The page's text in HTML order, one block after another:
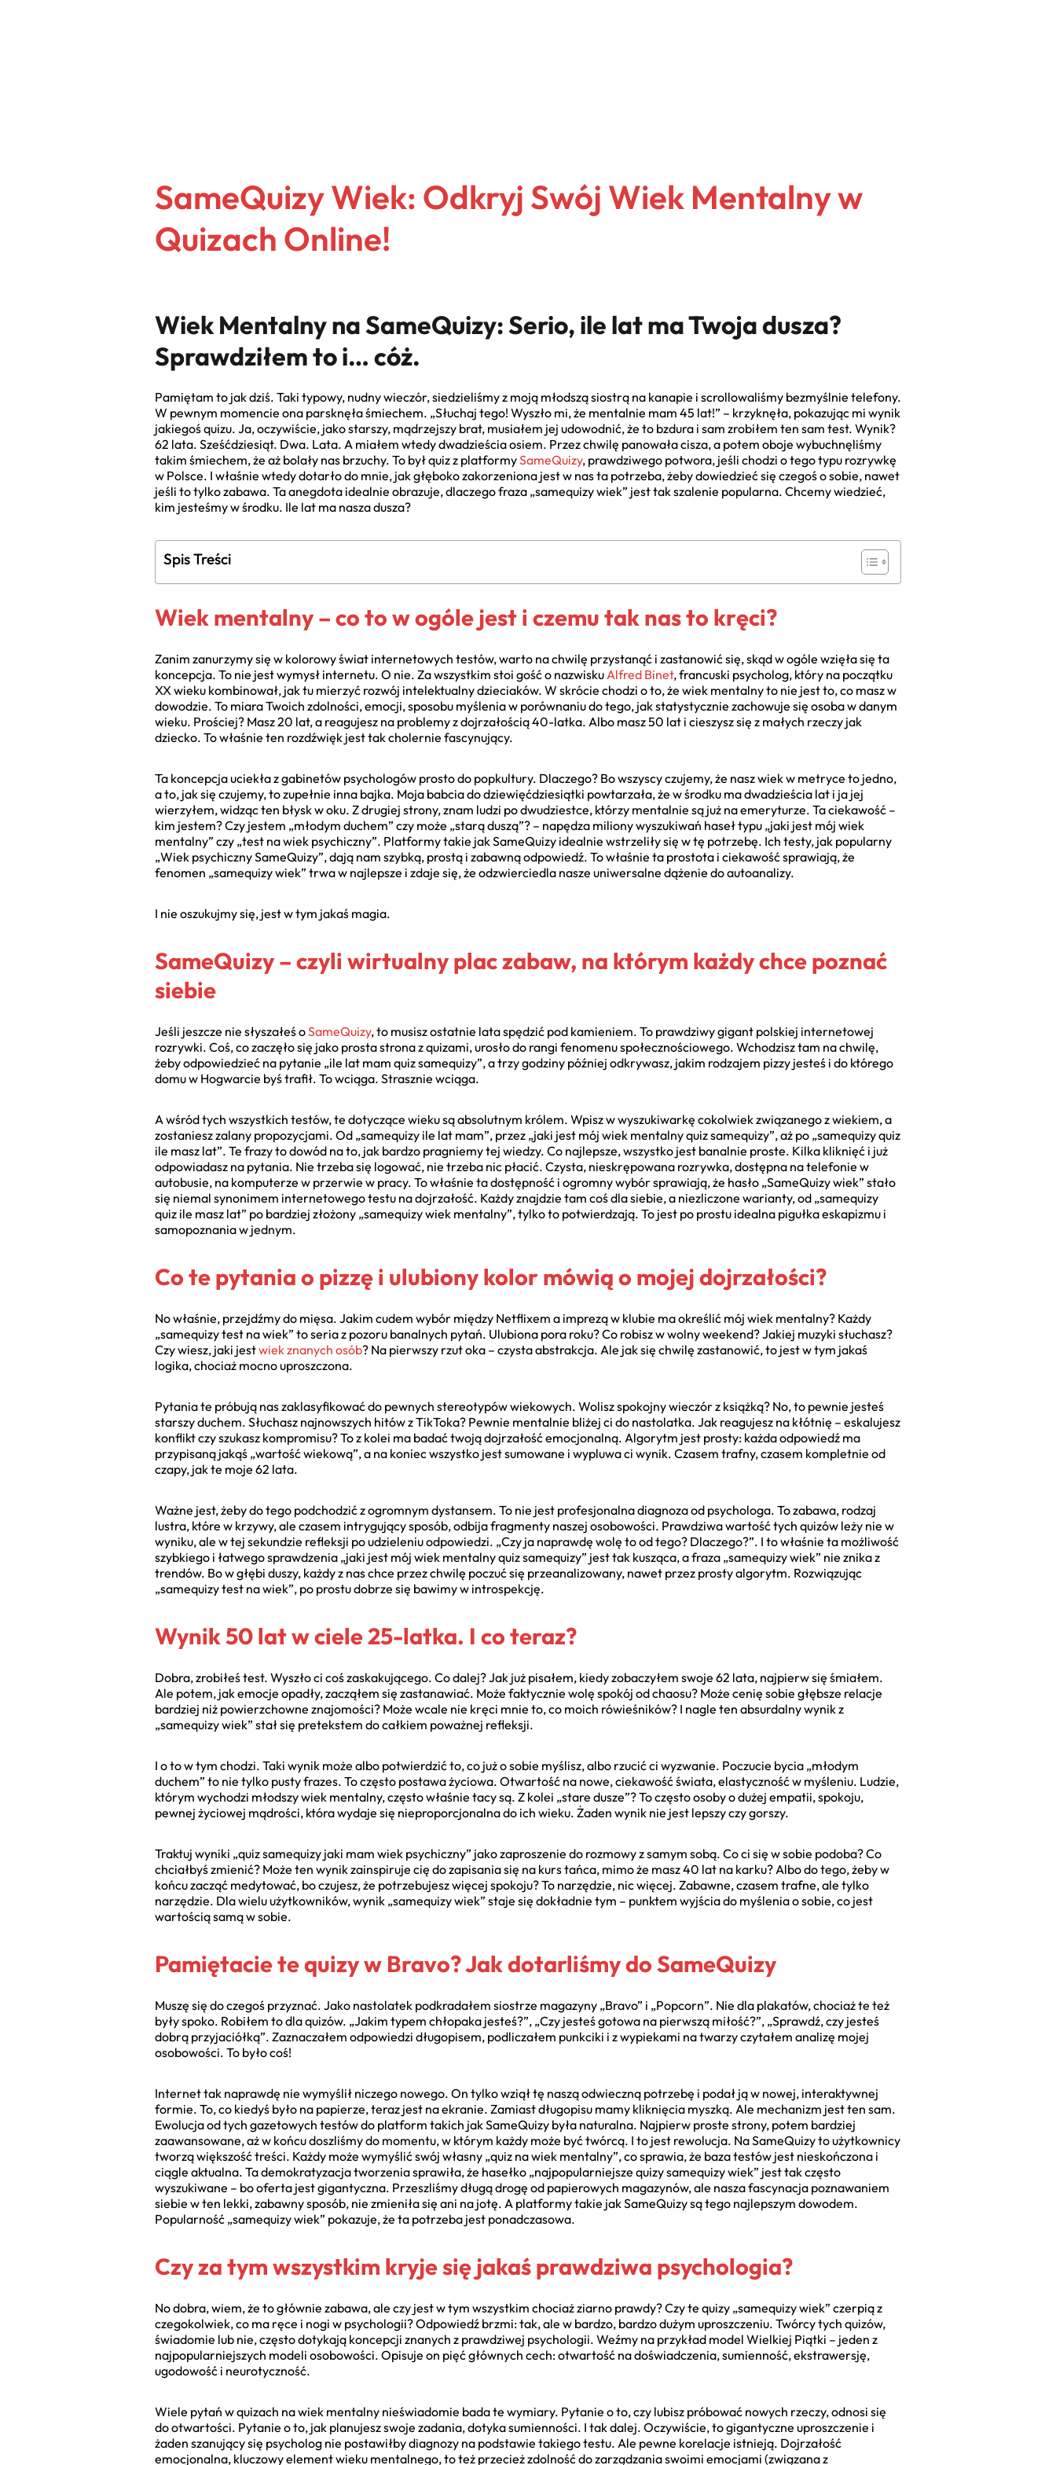
SameQuizy Wiek: Odkryj Swój Wiek Mentalny w
Quizach Online!
Wiek Mentalny na SameQuizy: Serio, ile lat ma Twoja dusza?
Sprawdziłem to i… cóż.
Pamiętam to jak dziś. Taki typowy, nudny wieczór, siedzieliśmy z moją młodszą siostrą na kanapie i scrollowaliśmy bezmyślnie telefony.
W pewnym momencie ona parsknęła śmiechem. „Słuchaj tego! Wyszło mi, że mentalnie mam 45 lat!” – krzyknęła, pokazując mi wynik
jakiegoś quizu. Ja, oczywiście, jako starszy, mądrzejszy brat, musiałem jej udowodnić, że to bzdura i sam zrobiłem ten sam test. Wynik?
62 lata. Sześćdziesiąt. Dwa. Lata. A miałem wtedy dwadzieścia osiem. Przez chwilę panowała cisza, a potem oboje wybuchnęliśmy
takim śmiechem, że aż bolały nas brzuchy. To był quiz z platformySameQuizy, prawdziwego potwora, jeśli chodzi o tego typu rozrywkę
w Polsce. I właśnie wtedy dotarło do mnie, jak głęboko zakorzeniona jest w nas ta potrzeba, żeby dowiedzieć się czegoś o sobie, nawet
jeśli to tylko zabawa. Ta anegdota idealnie obrazuje, dlaczego fraza „samequizy wiek” jest tak szalenie popularna. Chcemy wiedzieć,
kim jesteśmy w środku. Ile lat ma nasza dusza?
Spis Treści
Wiek mentalny – co to w ogóle jest i czemu tak nas to kręci?
Zanim zanurzymy się w kolorowy świat internetowych testów, warto na chwilę przystanąć i zastanowić się, skąd w ogóle wzięła się ta
koncepcja. To nie jest wymysł internetu. O nie. Za wszystkim stoi gość o nazwiskuAlfred Binet, francuski psycholog, który na początku
XX wieku kombinował, jak tu mierzyć rozwój intelektualny dzieciaków. W skrócie chodzi o to, że wiek mentalny to nie jest to, co masz w
dowodzie. To miara Twoich zdolności, emocji, sposobu myślenia w porównaniu do tego, jak statystycznie zachowuje się osoba w danym
wieku. Prościej? Masz 20 lat, a reagujesz na problemy z dojrzałością 40-latka. Albo masz 50 lat i cieszysz się z małych rzeczy jak
dziecko. To właśnie ten rozdźwięk jest tak cholernie fascynujący.
Ta koncepcja uciekła z gabinetów psychologów prosto do popkultury. Dlaczego? Bo wszyscy czujemy, że nasz wiek w metryce to jedno,
a to, jak się czujemy, to zupełnie inna bajka. Moja babcia do dziewięćdziesiątki powtarzała, że w środku ma dwadzieścia lat i ja jej
wierzyłem, widząc ten błysk w oku. Z drugiej strony, znam ludzi po dwudziestce, którzy mentalnie są już na emeryturze. Ta ciekawość –
kim jestem? Czy jestem „młodym duchem” czy może „starą duszą”? – napędza miliony wyszukiwań haseł typu „jaki jest mój wiek
mentalny” czy „test na wiek psychiczny”. Platformy takie jak SameQuizy idealnie wstrzeliły się w tę potrzebę. Ich testy, jak popularny
„Wiek psychiczny SameQuizy”, dają nam szybką, prostą i zabawną odpowiedź. To właśnie ta prostota i ciekawość sprawiają, że
fenomen „samequizy wiek” trwa w najlepsze i zdaje się, że odzwierciedla nasze uniwersalne dążenie do autoanalizy.
I nie oszukujmy się, jest w tym jakaś magia.
SameQuizy – czyli wirtualny plac zabaw, na którym każdy chce poznać
siebie
Jeśli jeszcze nie słyszałeś oSameQuizy, to musisz ostatnie lata spędzić pod kamieniem. To prawdziwy gigant polskiej internetowej
rozrywki. Coś, co zaczęło się jako prosta strona z quizami, urosło do rangi fenomenu społecznościowego. Wchodzisz tam na chwilę,
żeby odpowiedzieć na pytanie „ile lat mam quiz samequizy”, a trzy godziny później odkrywasz, jakim rodzajem pizzy jesteś i do którego
domu w Hogwarcie byś trafił. To wciąga. Strasznie wciąga.
A wśród tych wszystkich testów, te dotyczące wieku są absolutnym królem. Wpisz w wyszukiwarkę cokolwiek związanego z wiekiem, a
zostaniesz zalany propozycjami. Od „samequizy ile lat mam”, przez „jaki jest mój wiek mentalny quiz samequizy”, aż po „samequizy quiz
ile masz lat”. Te frazy to dowód na to, jak bardzo pragniemy tej wiedzy. Co najlepsze, wszystko jest banalnie proste. Kilka kliknięć i już
odpowiadasz na pytania. Nie trzeba się logować, nie trzeba nic płacić. Czysta, nieskrępowana rozrywka, dostępna na telefonie w
autobusie, na komputerze w przerwie w pracy. To właśnie ta dostępność i ogromny wybór sprawiają, że hasło „SameQuizy wiek” stało
się niemal synonimem internetowego testu na dojrzałość. Każdy znajdzie tam coś dla siebie, a niezliczone warianty, od „samequizy
quiz ile masz lat” po bardziej złożony „samequizy wiek mentalny”, tylko to potwierdzają. To jest po prostu idealna pigułka eskapizmu i
samopoznania w jednym.
Co te pytania o pizzę i ulubiony kolor mówią o mojej dojrzałości?
No właśnie, przejdźmy do mięsa. Jakim cudem wybór między Netflixem a imprezą w klubie ma określić mój wiek mentalny? Każdy
„samequizy test na wiek” to seria z pozoru banalnych pytań. Ulubiona pora roku? Co robisz w wolny weekend? Jakiej muzyki słuchasz?
Czy wiesz, jaki jestwiek znanych osób? Na pierwszy rzut oka – czysta abstrakcja. Ale jak się chwilę zastanowić, to jest w tym jakaś
logika, chociaż mocno uproszczona.
Pytania te próbują nas zaklasyfikować do pewnych stereotypów wiekowych. Wolisz spokojny wieczór z książką? No, to pewnie jesteś
starszy duchem. Słuchasz najnowszych hitów z TikToka? Pewnie mentalnie bliżej ci do nastolatka. Jak reagujesz na kłótnię – eskalujesz
konflikt czy szukasz kompromisu? To z kolei ma badać twoją dojrzałość emocjonalną. Algorytm jest prosty: każda odpowiedź ma
przypisaną jakąś „wartość wiekową”, a na koniec wszystko jest sumowane i wypluwa ci wynik. Czasem trafny, czasem kompletnie od
czapy, jak te moje 62 lata.
Ważne jest, żeby do tego podchodzić z ogromnym dystansem. To nie jest profesjonalna diagnoza od psychologa. To zabawa, rodzaj
lustra, które w krzywy, ale czasem intrygujący sposób, odbija fragmenty naszej osobowości. Prawdziwa wartość tych quizów leży nie w
wyniku, ale w tej sekundzie refleksji po udzieleniu odpowiedzi. „Czy ja naprawdę wolę to od tego? Dlaczego?”. I to właśnie ta możliwość
szybkiego i łatwego sprawdzenia „jaki jest mój wiek mentalny quiz samequizy” jest tak kusząca, a fraza „samequizy wiek” nie znika z
trendów. Bo w głębi duszy, każdy z nas chce przez chwilę poczuć się przeanalizowany, nawet przez prosty algorytm. Rozwiązując
„samequizy test na wiek”, po prostu dobrze się bawimy w introspekcję.
Wynik 50 lat w ciele 25-latka. I co teraz?
Dobra, zrobiłeś test. Wyszło ci coś zaskakującego. Co dalej? Jak już pisałem, kiedy zobaczyłem swoje 62 lata, najpierw się śmiałem.
Ale potem, jak emocje opadły, zacząłem się zastanawiać. Może faktycznie wolę spokój od chaosu? Może cenię sobie głębsze relacje
bardziej niż powierzchowne znajomości? Może wcale nie kręci mnie to, co moich rówieśników? I nagle ten absurdalny wynik z
„samequizy wiek” stał się pretekstem do całkiem poważnej refleksji.
I o to w tym chodzi. Taki wynik może albo potwierdzić to, co już o sobie myślisz, albo rzucić ci wyzwanie. Poczucie bycia „młodym
duchem” to nie tylko pusty frazes. To często postawa życiowa. Otwartość na nowe, ciekawość świata, elastyczność w myśleniu. Ludzie,
którym wychodzi młodszy wiek mentalny, często właśnie tacy są. Z kolei „stare dusze”? To często osoby o dużej empatii, spokoju,
pewnej życiowej mądrości, która wydaje się nieproporcjonalna do ich wieku. Żaden wynik nie jest lepszy czy gorszy.
Traktuj wyniki „quiz samequizy jaki mam wiek psychiczny” jako zaproszenie do rozmowy z samym sobą. Co ci się w sobie podoba? Co
chciałbyś zmienić? Może ten wynik zainspiruje cię do zapisania się na kurs tańca, mimo że masz 40 lat na karku? Albo do tego, żeby w
końcu zacząć medytować, bo czujesz, że potrzebujesz więcej spokoju? To narzędzie, nic więcej. Zabawne, czasem trafne, ale tylko
narzędzie. Dla wielu użytkowników, wynik „samequizy wiek” staje się dokładnie tym – punktem wyjścia do myślenia o sobie, co jest
wartością samą w sobie.
Pamiętacie te quizy w Bravo? Jak dotarliśmy do SameQuizy
Muszę się do czegoś przyznać. Jako nastolatek podkradałem siostrze magazyny „Bravo” i „Popcorn”. Nie dla plakatów, chociaż te też
były spoko. Robiłem to dla quizów. „Jakim typem chłopaka jesteś?”, „Czy jesteś gotowa na pierwszą miłość?”, „Sprawdź, czy jesteś
dobrą przyjaciółką”. Zaznaczałem odpowiedzi długopisem, podliczałem punkciki i z wypiekami na twarzy czytałem analizę mojej
osobowości. To było coś!
Internet tak naprawdę nie wymyślił niczego nowego. On tylko wziął tę naszą odwieczną potrzebę i podał ją w nowej, interaktywnej
formie. To, co kiedyś było na papierze, teraz jest na ekranie. Zamiast długopisu mamy kliknięcia myszką. Ale mechanizm jest ten sam.
Ewolucja od tych gazetowych testów do platform takich jak SameQuizy była naturalna. Najpierw proste strony, potem bardziej
zaawansowane, aż w końcu doszliśmy do momentu, w którym każdy może być twórcą. I to jest rewolucja. Na SameQuizy to użytkownicy
tworzą większość treści. Każdy może wymyślić swój własny „quiz na wiek mentalny”, co sprawia, że baza testów jest nieskończona i
ciągle aktualna. Ta demokratyzacja tworzenia sprawiła, że hasełko „najpopularniejsze quizy samequizy wiek” jest tak często
wyszukiwane – bo oferta jest gigantyczna. Przeszliśmy długą drogę od papierowych magazynów, ale nasza fascynacja poznawaniem
siebie w ten lekki, zabawny sposób, nie zmieniła się ani na jotę. A platformy takie jak SameQuizy są tego najlepszym dowodem.
Popularność „samequizy wiek” pokazuje, że ta potrzeba jest ponadczasowa.
Czy za tym wszystkim kryje się jakaś prawdziwa psychologia?
No dobra, wiem, że to głównie zabawa, ale czy jest w tym wszystkim chociaż ziarno prawdy? Czy te quizy „samequizy wiek” czerpią z
czegokolwiek, co ma ręce i nogi w psychologii? Odpowiedź brzmi: tak, ale w bardzo, bardzo dużym uproszczeniu. Twórcy tych quizów,
świadomie lub nie, często dotykają koncepcji znanych z prawdziwej psychologii. Weźmy na przykład model Wielkiej Piątki – jeden z
najpopularniejszych modeli osobowości. Opisuje on pięć głównych cech: otwartość na doświadczenia, sumienność, ekstrawersję,
ugodowość i neurotyczność.
Wiele pytań w quizach na wiek mentalny nieświadomie bada te wymiary. Pytanie o to, czy lubisz próbować nowych rzeczy, odnosi się
do otwartości. Pytanie o to, jak planujesz swoje zadania, dotyka sumienności. I tak dalej. Oczywiście, to gigantyczne uproszczenie i
żaden szanujący się psycholog nie postawiłby diagnozy na podstawie takiego testu. Ale pewne korelacje istnieją. Dojrzałość
emocjonalna, kluczowy element wieku mentalnego, to też przecież zdolność do zarządzania swoimi emocjami (związana z